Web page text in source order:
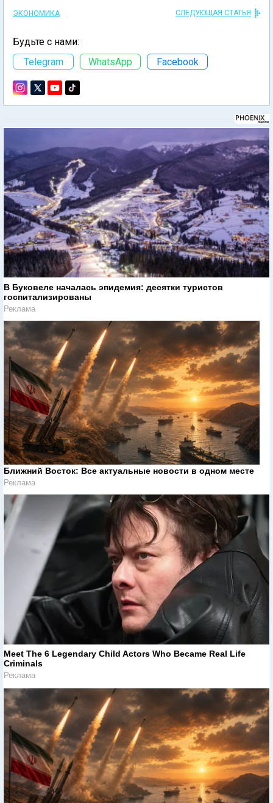
ЭКОНОМИКА СЛЕДУЮЩАЯ СТАТЬЯ
Будьте с нами:
Telegram
WhatsApp Facebook
В Буковеле началась эпидемия: десятки туристов
госпитализированы
Реклама
Ближний Восток: Все актуальные новости в одном месте
Реклама
Meet The 6 Legendary Child Actors Who Became Real Life
Criminals
Реклама